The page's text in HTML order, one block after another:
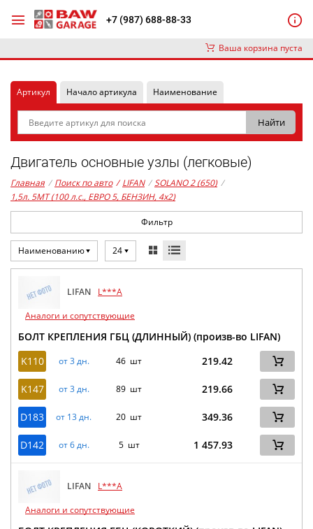
+7 (987) 688-88-33
Ваша корзина пуста
Артикул Начало артикула Наименование
Двигатель основные узлы (легковые)
Главная / Поиск по авто / LIFAN / SOLANO 2 (650) /
1,5л. 5MT (100 л.с., ЕВРО 5, БЕНЗИН, 4x2)
Фильтр
Наименованию 24
LIFAN
L***A
Аналоги и сопутствующие
БОЛТ КРЕПЛЕНИЯ ГБЦ (ДЛИННЫЙ) (произв-во LIFAN)
K110
от 3 дн. 46 шт 219.42
K147 от 3 дн. 89 шт 219.66
D183 от 13 дн. 20 шт 349.36
D142 от 6 дн. 5 шт 1 457.93
LIFAN
L***A
Аналоги и сопутствующие